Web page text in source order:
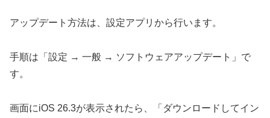
アップデート方法は、設定アプリから行います。
手順は「設定 → 一般 → ソフトウェアアップデート」で
す。
画面にiOS 26.3が表示されたら、「ダウンロードしてイン